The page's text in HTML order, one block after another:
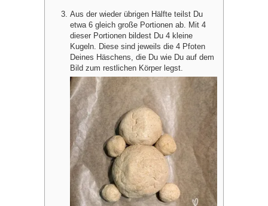
Aus der wieder übrigen Hälfte teilst Du
etwa 6 gleich große Portionen ab. Mit 4
dieser Portionen bildest Du 4 kleine
Kugeln. Diese sind jeweils die 4 Pfoten
Deines Häschens, die Du wie Du auf dem
Bild zum restlichen Körper legst.